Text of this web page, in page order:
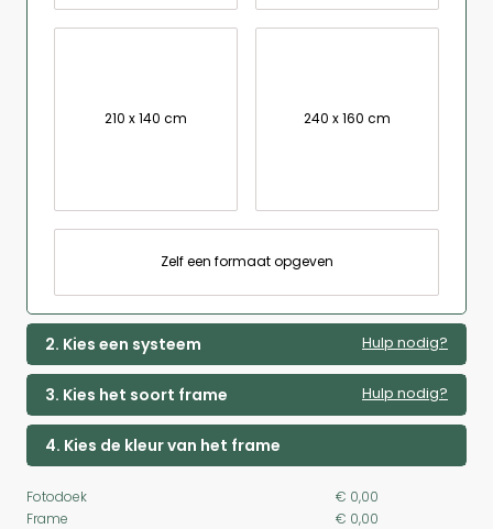
210 x 140 cm 240 x 160 cm
Zelf een formaat opgeven
2. Kies een systeem Hulp nodig?
3. Kies het soort frame Hulp nodig?
4. Kies de kleur van het frame
Fotodoek
€ 0,00
Frame
€ 0,00